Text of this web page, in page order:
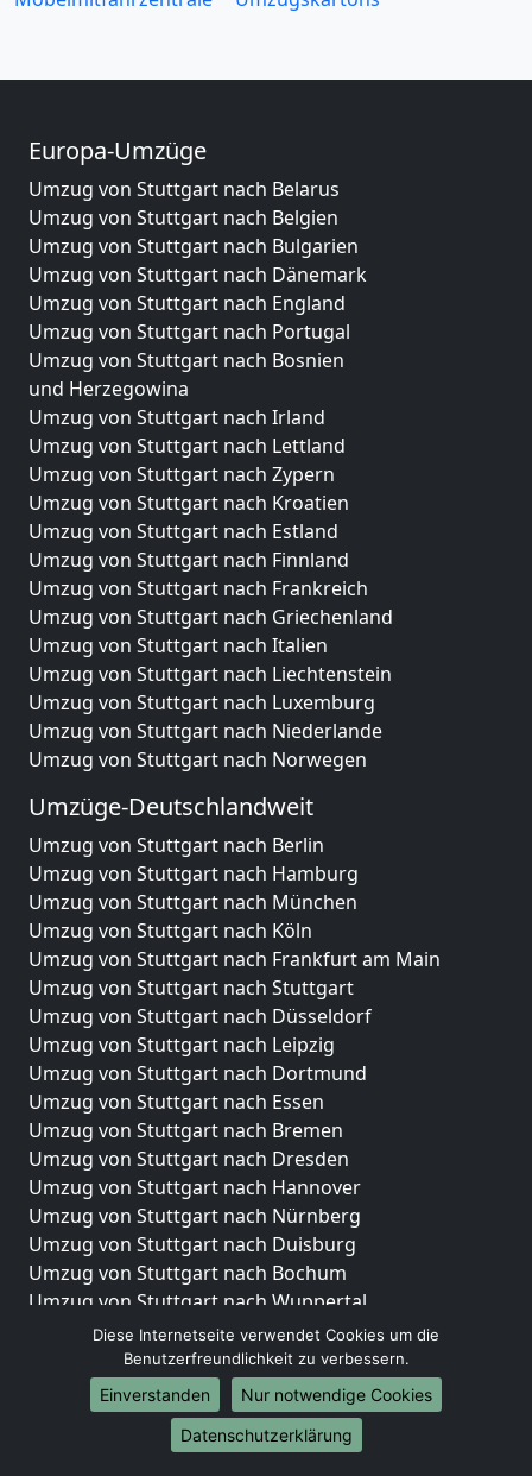
Europa-Umzüge
Umzug von Stuttgart nach Belarus
Umzug von Stuttgart nach Belgien
Umzug von Stuttgart nach Bulgarien
Umzug von Stuttgart nach Dänemark
Umzug von Stuttgart nach England
Umzug von Stuttgart nach Portugal
Umzug von Stuttgart nach Bosnien
und Herzegowina
Umzug von Stuttgart nach Irland
Umzug von Stuttgart nach Lettland
Umzug von Stuttgart nach Zypern
Umzug von Stuttgart nach Kroatien
Umzug von Stuttgart nach Estland
Umzug von Stuttgart nach Finnland
Umzug von Stuttgart nach Frankreich
Umzug von Stuttgart nach Griechenland
Umzug von Stuttgart nach Italien
Umzug von Stuttgart nach Liechtenstein
Umzug von Stuttgart nach Luxemburg
Umzug von Stuttgart nach Niederlande
Umzug von Stuttgart nach Norwegen
Umzüge-Deutschlandweit
Umzug von Stuttgart nach Berlin
Umzug von Stuttgart nach Hamburg
Umzug von Stuttgart nach München
Umzug von Stuttgart nach Köln
Umzug von Stuttgart nach Frankfurt am Main
Umzug von Stuttgart nach Stuttgart
Umzug von Stuttgart nach Düsseldorf
Umzug von Stuttgart nach Leipzig
Umzug von Stuttgart nach Dortmund
Umzug von Stuttgart nach Essen
Umzug von Stuttgart nach Bremen
Umzug von Stuttgart nach Dresden
Umzug von Stuttgart nach Hannover
Umzug von Stuttgart nach Nürnberg
Umzug von Stuttgart nach Duisburg
Umzug von Stuttgart nach Bochum
Umzug von Stuttgart nach Wuppertal
Umzug von Stuttgart nach Bielefeld
Umzug von Stuttgart nach Bonn
Umzug von Stuttgart nach Münster
Internationale-Umzüge
Diese Internetseite verwendet Cookies um die
Benutzerfreundlichkeit zu verbessern.
Einverstanden
Nur notwendige Cookies
Datenschutzerklärung